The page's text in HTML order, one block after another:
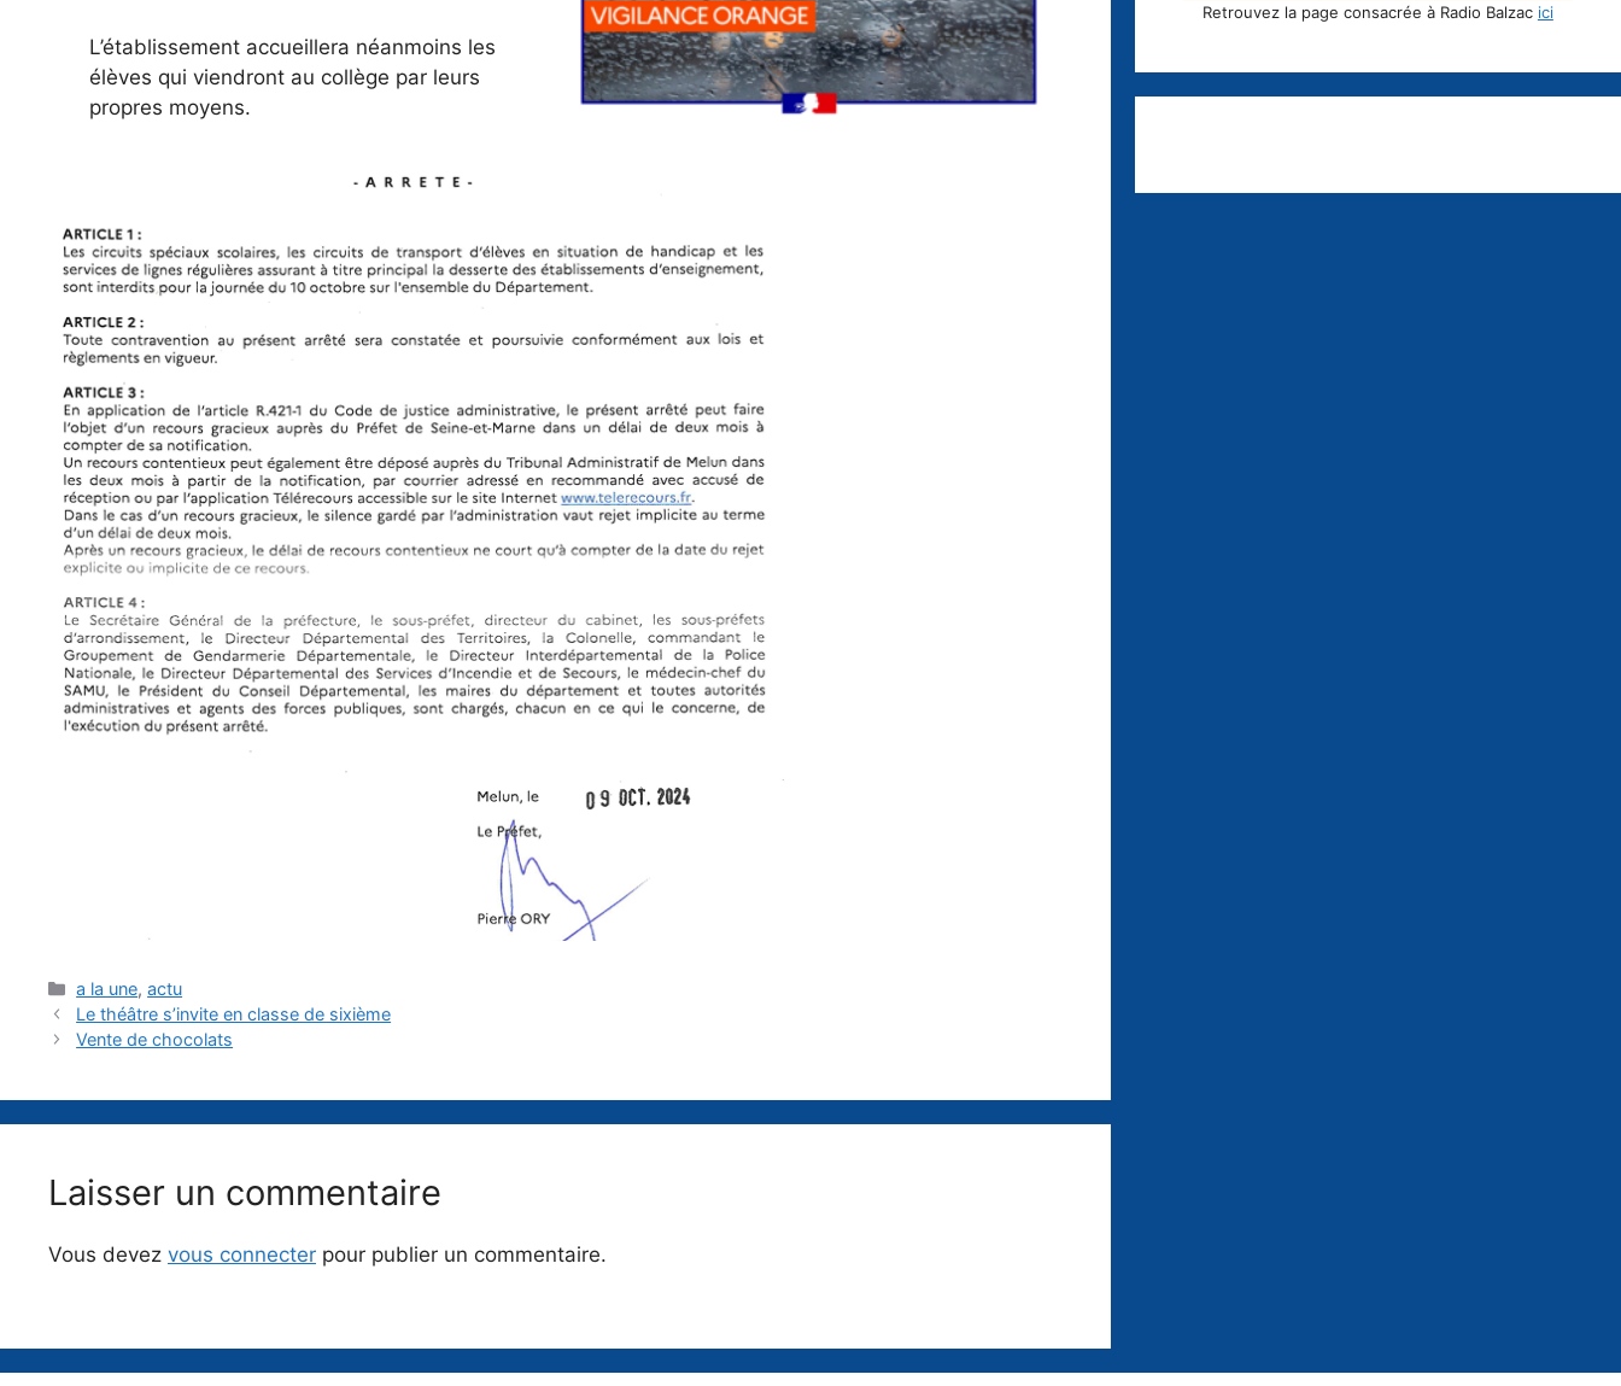
L’établissement accueillera néanmoins les
élèves qui viendront au collège par leurs
propres moyens.
Catégories
a la une,actu
Le théâtre s’invite en classe de sixième
Vente de chocolats
Laisser un commentaire
Vous devez vous connecter pour publier un commentaire.
Retrouvez la page consacrée à Radio Balzac ici